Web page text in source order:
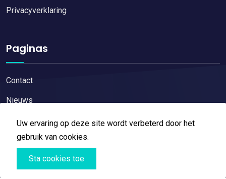
Uw ervaring op deze site wordt verbeterd door het
gebruik van cookies.
Sta cookies toe
Privacyverklaring
Paginas
Contact
Nieuws
Copyright © 2026Restaurant reviews